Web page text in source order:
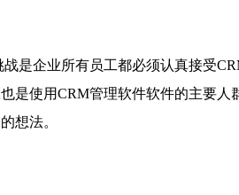
企业所有员工都必须认真接受
是使用CRM管理软件软件的主要
想法。